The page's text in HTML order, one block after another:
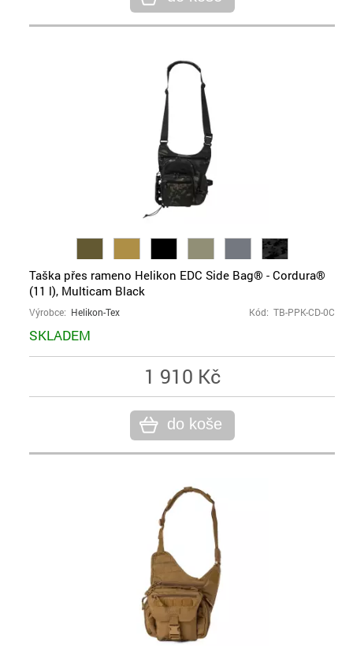
Taška přes rameno Helikon EDC Side Bag® - Cordura®
(11 l), Multicam Black
Výrobce: Helikon-Tex Kód: TB-PPK-CD-0C
SKLADEM
1 910 Kč
do koše